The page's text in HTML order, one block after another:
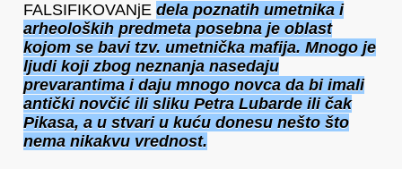
FALSIFIKOVANjE dela poznatih umetnika i
arheoloških predmeta posebna je oblast
kojom se bavi tzv. umetnička mafija. Mnogo je
ljudi koji zbog neznanja nasedaju
prevarantima i daju mnogo novca da bi imali
antički novčić ili sliku Petra Lubarde ili čak
Pikasa, a u stvari u kuću donesu nešto što
nema nikakvu vrednost.